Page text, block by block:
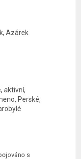
Azárek
aktivní,
Perské,
s